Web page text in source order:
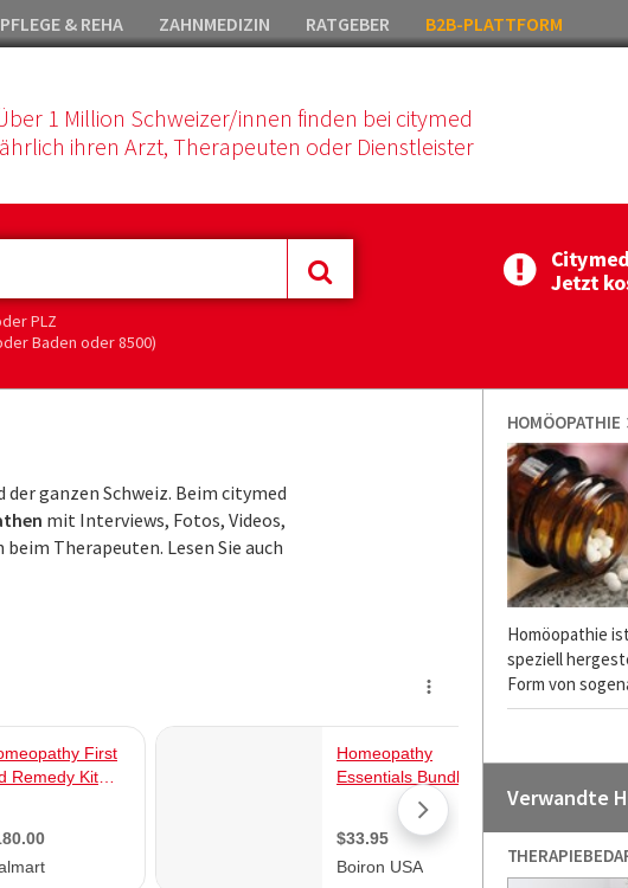
PFLEGE & REHA ZAHNMEDIZIN RATGEBER B2B-PLATTFORM
1 Million Schweizer/innen finden bei citymed
ihren Arzt, Therapeuten oder Dienstleister
PLZ
Baden oder 8500)
der ganzen Schweiz. Beim citymed
mit Interviews, Fotos, Videos,
Therapeuten. Lesen Sie auch
HOMÖOPATHIE
Homöopathie
speziell
Form von
Verwandte